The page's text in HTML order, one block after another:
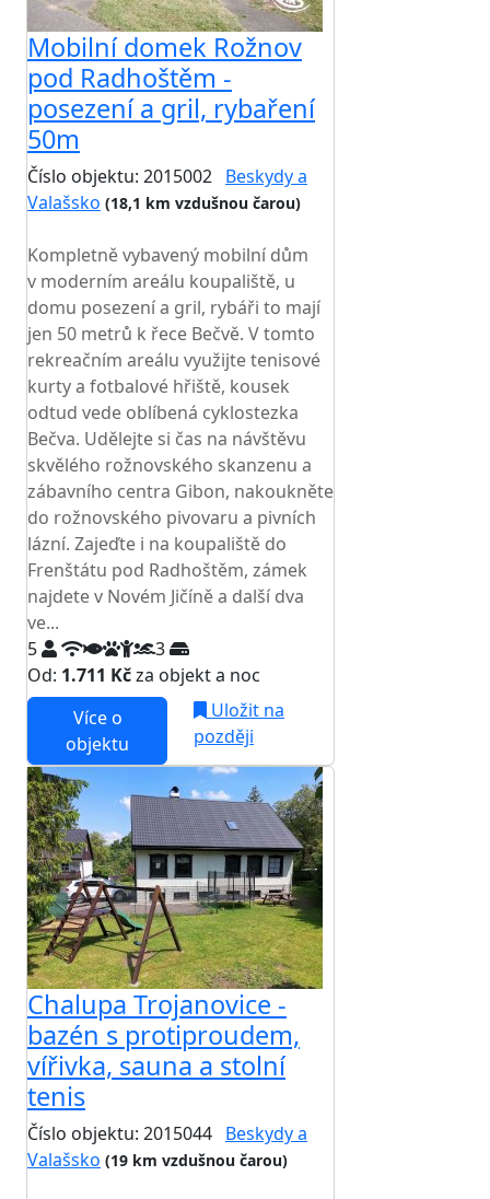
Mobilní domek Rožnov
pod Radhoštěm -
posezení a gril, rybaření
50m
Číslo objektu: 2015002 Beskydy a
Valašsko (18,1 km vzdušnou čarou)
Kompletně vybavený mobilní dům
v moderním areálu koupaliště, u
domu posezení a gril, rybáři to mají
jen 50 metrů k řece Bečvě. V tomto
rekreačním areálu využijte tenisové
kurty a fotbalové hřiště, kousek
odtud vede oblíbená cyklostezka
Bečva. Udělejte si čas na návštěvu
skvělého rožnovského skanzenu a
zábavního centra Gibon, nakoukněte
do rožnovského pivovaru a pivních
lázní. Zajeďte i na koupaliště do
Frenštátu pod Radhoštěm, zámek
najdete v Novém Jičíně a další dva
ve...
5
3
Od: 1.711 Kčza objekt a noc
Více o
objektu
Uložit na
později
Chalupa Trojanovice -
bazén s protiproudem,
vířivka, sauna a stolní
tenis
Číslo objektu: 2015044 Beskydy a
Valašsko (19 km vzdušnou čarou)